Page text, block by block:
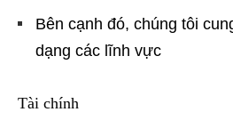
Bên cạnh đó, chúng tôi
dạng các lĩnh vực
Tài chính